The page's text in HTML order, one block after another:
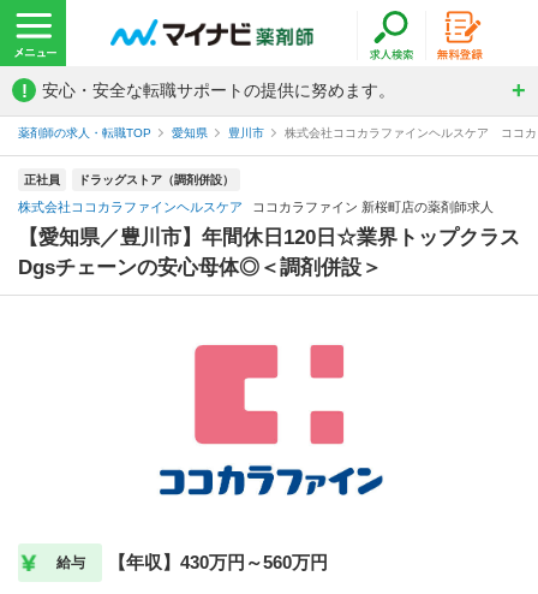
! 安心・安全な転職サポートの提供に努めます。
薬剤師の求人・転職TOP 愛知県 豊川市 株式会社ココカラファインヘルスケア ココ
正社員 ドラッグストア（調剤併設）
株式会社ココカラファインヘルスケア ココカラファイン 新桜町店の薬剤師求人
【愛知県／豊川市】年間休日120日☆業界トップクラス
Dgsチェーンの安心母体◎＜調剤併設＞
給与 【年収】430万円～560万円